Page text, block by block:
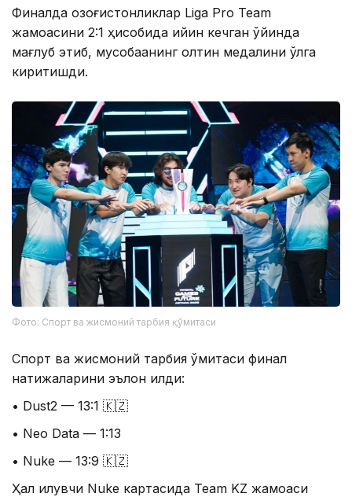
Финалда қозоғистонликлар Liga Pro Team
жамоасини 2:1 ҳисобида қийин кечган ўйинда
мағлуб этиб, мусобақанинг олтин медалини қўлга
киритишди.
Фото: Спорт ва жисмоний тарбия қўмитаси
Спорт ва жисмоний тарбия қўмитаси финал
натижаларини эълон қилди:
• Dust2 — 13:1 🇰🇿
• Neo Data — 1:13
• Nuke — 13:9 🇰🇿
Ҳал қилувчи Nuke картасида Team KZ жамоаси